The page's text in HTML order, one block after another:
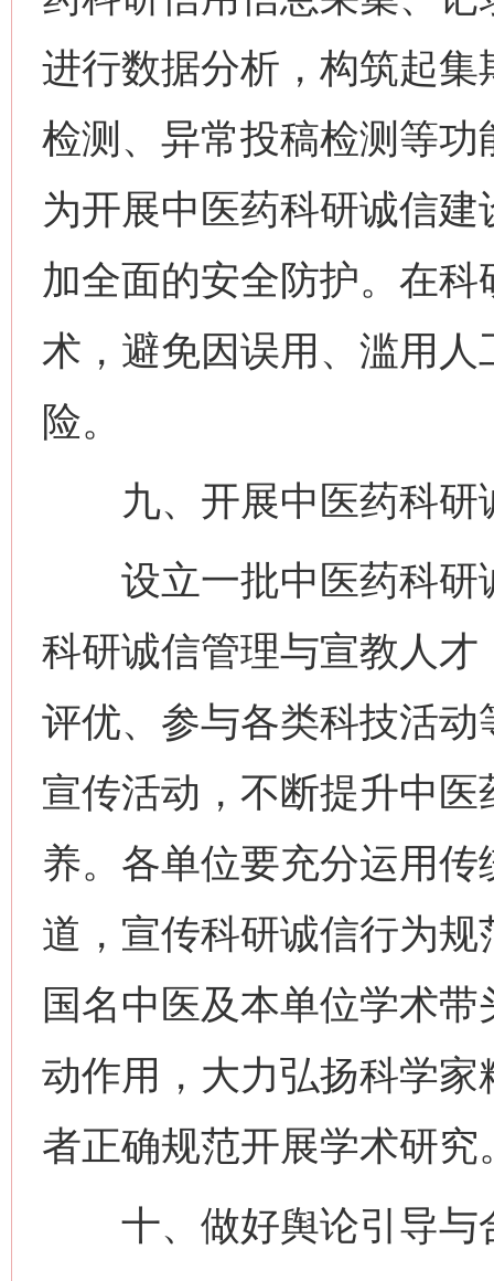
进行数据分析，构筑起
检测、异常投稿检测等
为开展中医药科研诚信
加全面的安全防护。在
术，避免因误用、滥用
险。
九、开展中医药科研
设立一批中医药科研
科研诚信管理与宣教人
评优、参与各类科技活
宣传活动，不断提升中
养。各单位要充分运用
道，宣传科研诚信行为
国名中医及本单位学术
动作用，大力弘扬科学
者正确规范开展学术研究
十、做好舆论引导与